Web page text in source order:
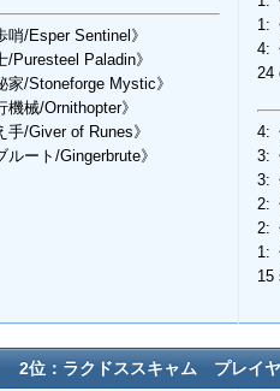
/Esper Sentinel》
Puresteel Paladin》
家/Stoneforge Mystic》
械/Ornithopter》
手/Giver of Runes》
ート/Gingerbrute》
1:
4:
24
4:
3:
3:
2:
2:
1:
15
2位：ラクドススキャム プレイ